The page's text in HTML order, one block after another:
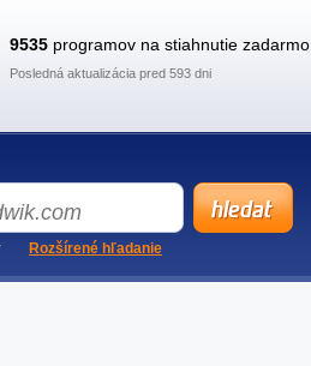
9535 programov na stiahnutie zadarmo
Posledná aktualizácia pred 593 dni
Rozšírené hľadanie